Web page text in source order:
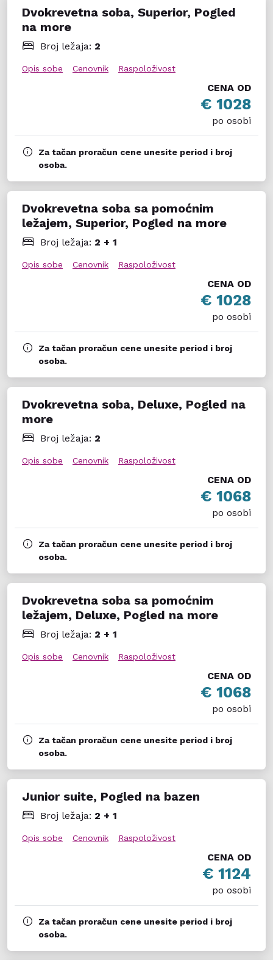
Dvokrevetna soba, Superior, Pogled
na more
Broj ležaja: 2
Opis sobe Cenovnik Raspoloživost
CENA OD
€ 1028
po osobi
Za tačan proračun cene unesite period i broj
osoba.
Dvokrevetna soba sa pomoćnim
ležajem, Superior, Pogled na more
Broj ležaja: 2 + 1
Opis sobe Cenovnik Raspoloživost
CENA OD
€ 1028
po osobi
Za tačan proračun cene unesite period i broj
osoba.
Dvokrevetna soba, Deluxe, Pogled na
more
Broj ležaja: 2
Opis sobe Cenovnik Raspoloživost
CENA OD
€ 1068
po osobi
Za tačan proračun cene unesite period i broj
osoba.
Dvokrevetna soba sa pomoćnim
ležajem, Deluxe, Pogled na more
Broj ležaja: 2 + 1
Opis sobe Cenovnik Raspoloživost
CENA OD
€ 1068
po osobi
Za tačan proračun cene unesite period i broj
osoba.
Junior suite, Pogled na bazen
Broj ležaja: 2 + 1
Opis sobe Cenovnik Raspoloživost
CENA OD
€ 1124
po osobi
Za tačan proračun cene unesite period i broj
osoba.